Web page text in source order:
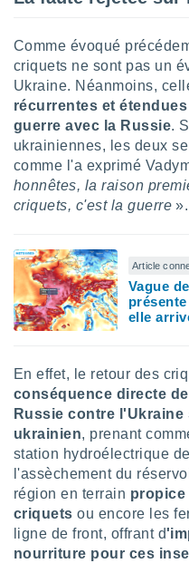
des
des
des
votre
ce site
IP et
sur
Pour ce
Comme évoqué
criquets ne sont pas un
Ukraine. Néanmoins,
récurrentes et
guerre avec la Russie.
ukrainiennes, les deux
comme l'a exprimé
honnêtes, la raison
criquets, c'est la guerre ».
Article
Vague
elle
En effet, le retour des
conséquence directe
Russie contre
ukrainien, prenant
station hydroélectrique
l'assèchement du
région en terrain propice
criquetsou encore les
ligne de front, offrant d
nourriture pour ces